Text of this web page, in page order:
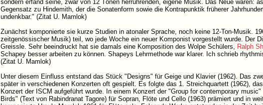
sondern erfand seine, zwar von 12 Tönen herrührenden, eigene Musik. Das Neue waren:
Gegensatz zu Hindemith, der die Sonatenform sowie die Kontrapunktik früherer
undenkbar." (Zitat U. Mamlok)
Zunächst komponierte sie kurze Studien in atonaler Sprache, noch keine 12-Ton-Musik.
zeitgenössischer Musik) teil, wo jede Woche ein neuer Komponist vorgestellt wurde. Der
Greissle. Sehr beeindruckt hat sie damals eine Komposition des Wolpe Schülers, Ralph
Schapey besser arbeiten zu können. Shapeys Lehrmethode war klarer. Ich schrieb
(Zitat U. Mamlok)
Unter diesem Einfluss entstand das Stück "Designs" für Geige und Klavier (1962). Das
später in verschiedenen Konzerten oft gespielt. Es folgte das 1. Streichquartett (1962), das
Konzert der ISCM aufgeführt wurde. In einem Konzert der "Group for contemporary music"
Birds" (Text von Rabindranat Tagore) für Sopran, Flöte und Cello (1963) prämiert und in